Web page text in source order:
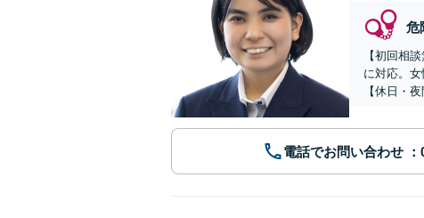
危
【初回相
に対応。
【休日・
電話でお問い合わせ